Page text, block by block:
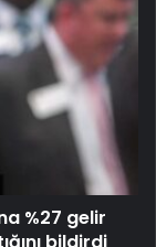
%27 gelir